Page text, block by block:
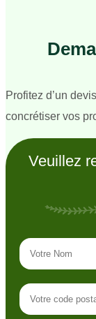
Profitez d’un
concrétiser vos
Veuillez